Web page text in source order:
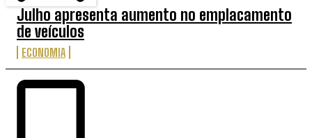
Julho apresenta aumento no emplacamento
de veículos
ECONOMIA